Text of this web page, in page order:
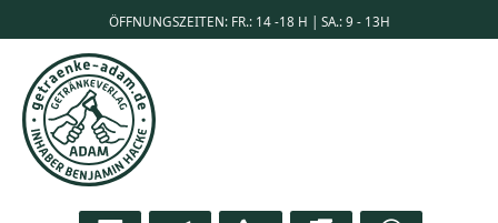
ÖFFNUNGSZEITEN: FR.: 14 -18 H | SA.: 9 - 13H